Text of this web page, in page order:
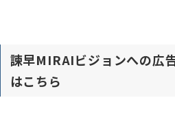
諫早MIRAIビジョンへの広
はこちら